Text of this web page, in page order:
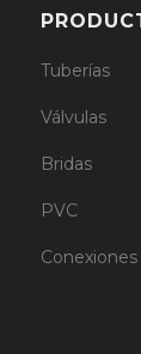
Tuberías
Válvulas
Bridas
PVC
Conexiones